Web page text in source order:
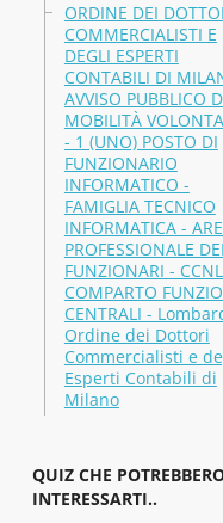
ORDINE DEI
COMMERCIALISTI E
DEGLI ESPERTI
CONTABILI DI
AVVISO PUBBLICO
MOBILITÀ
- 1 (UNO) POSTO DI
FUNZIONARIO
INFORMATICO -
FAMIGLIA TECNICO
INFORMATICA -
PROFESSIONALE DEI
FUNZIONARI - CCNL
COMPARTO
CENTRALI -
Ordine dei Dottori
Commercialisti e
Esperti Contabili di
Milano
QUIZ CHE
INTERESSARTI..